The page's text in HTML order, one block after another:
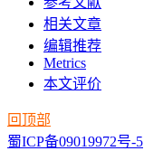
相关文章
编辑推荐
Metrics
本文评价
回顶部
蜀ICP备09019972号-5